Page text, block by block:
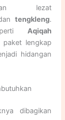
lezat
tengkleng.
Aqiqah
paket lengkap
hidangan
dibagikan